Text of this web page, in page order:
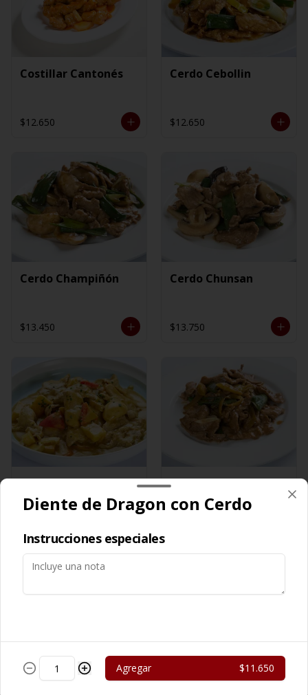
Costillar Cantonés
$12.650
Cerdo Cebollin
$12.650
Cerdo Champiñón
$13.450
Cerdo Chunsan
$13.750
Cerdo Curry
$13.450
Cerdo Mongoliano
Diente de Dragon con Cerdo
Instrucciones especiales
Agregar $11.650